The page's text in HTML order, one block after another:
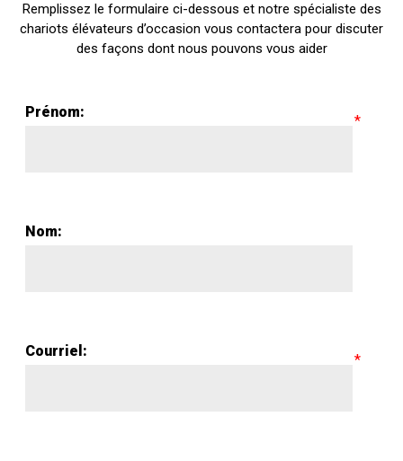
Remplissez le formulaire ci-dessous et notre spécialiste des
chariots élévateurs d’occasion vous contactera pour discuter
des façons dont nous pouvons vous aider
Prénom:
Nom:
Courriel: